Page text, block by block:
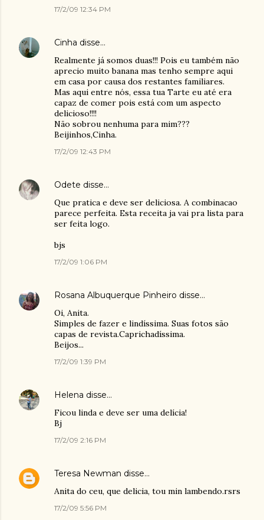
17/2/09 12:34 PM
Cinha disse…
Realmente já somos duas!!! Pois eu também não
aprecio muito banana mas tenho sempre aqui
em casa por causa dos restantes familiares.
Mas aqui entre nós, essa tua Tarte eu até era
capaz de comer pois está com um aspecto
delicioso!!!!
Não sobrou nenhuma para mim???
Beijinhos,Cinha.
17/2/09 12:43 PM
Odete disse…
Que pratica e deve ser deliciosa. A combinacao
parece perfeita. Esta receita ja vai pra lista para
ser feita logo.
bjs
17/2/09 1:06 PM
Rosana Albuquerque Pinheiro disse…
Oi, Anita.
Simples de fazer e lindíssima. Suas fotos são
capas de revista.Caprichadíssima.
Beijos...
17/2/09 1:39 PM
Helena disse…
Ficou linda e deve ser uma delícia!
Bj
17/2/09 2:16 PM
Teresa Newman disse…
Anita do ceu, que delicia, tou min lambendo.rsrs
17/2/09 5:56 PM